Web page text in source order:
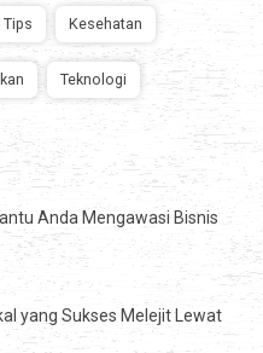
Tips Kesehatan
Teknologi
Anda Mengawasi Bisnis
yang Sukses Melejit Lewat